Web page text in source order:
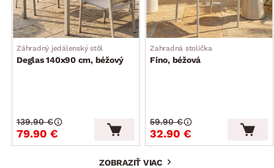
Záhradný jedálenský stôl
Deglas 140x90 cm, béžový
79.90 €
139.90 €
Zahradná stolička
Fino, béžová
32.90 €
59.90 €
ZOBRAZIŤ VIAC